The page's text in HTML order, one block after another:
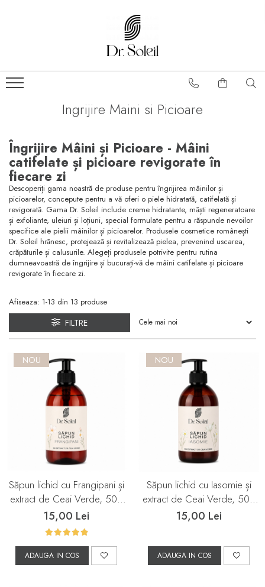
Ingrijire Maini si Picioare
Îngrijire Mâini și Picioare - Mâini
catifelate și picioare revigorate în
fiecare zi
Descoperiți gama noastră de produse pentru îngrijirea mâinilor și
picioarelor, concepute pentru a vă oferi o piele hidratată, catifelată și
revigorată. Gama Dr. Soleil include creme hidratante, măști regeneratoare
și exfoliante, uleiuri și loțiuni, special formulate pentru a răspunde nevoilor
specifice ale pielii mâinilor și picioarelor. Produsele cosmetice românești
Dr. Soleil hrănesc, protejează și revitalizează pielea, prevenind uscarea,
crăpăturile și calusurile. Alegeți produsele potrivite pentru rutina
dumneavoastră de îngrijire și bucurați-vă de mâini catifelate și picioare
revigorate în fiecare zi.
Afiseaza: 1-13 din 13 produse
FILTRE
NOU
Săpun lichid cu Frangipani și
extract de Ceai Verde, 500
ml, Dr. Soleil
15,00 Lei
ADAUGA IN COS
NOU
Săpun lichid cu Iasomie și
extract de Ceai Verde, 500
ml, Dr. Soleil
15,00 Lei
ADAUGA IN COS